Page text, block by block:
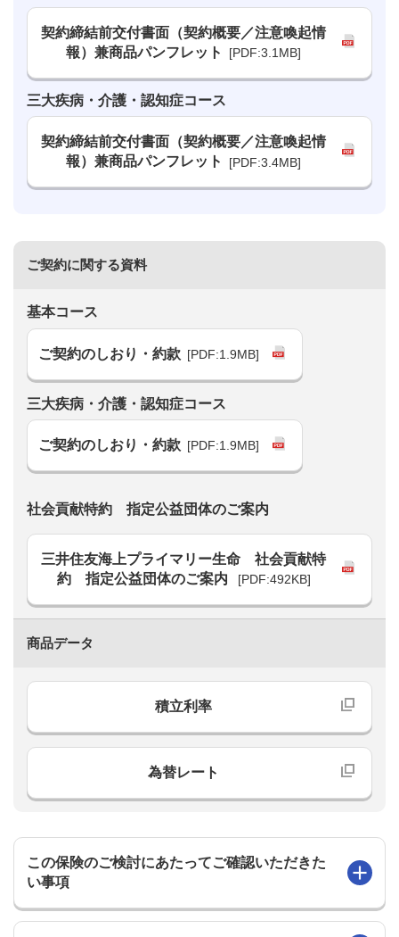
契約締結前交付書面（契約概要／注意喚起情
報）兼商品パンフレット
[PDF:3.1MB]
三⼤疾病・介護・認知症コース
契約締結前交付書⾯（契約概要／注意喚起情
報）兼商品パンフレット
[PDF:3.4MB]
ご契約に関する資料
基本コース
ご契約のしおり・約款 [PDF:1.9MB]
三⼤疾病・介護・認知症コース
ご契約のしおり・約款 [PDF:1.9MB]
社会貢献特約 指定公益団体のご案内
三井住友海上プライマリー生命 社会貢献特
約 指定公益団体のご案内
[PDF:492KB]
商品データ
積立利率
為替レート
この保険のご検討にあたってご確認いただきた
い事項